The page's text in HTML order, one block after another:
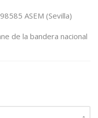
ASEM (Sevilla)
de la bandera nacional